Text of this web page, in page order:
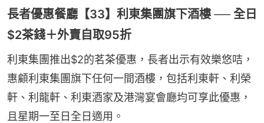
長者優惠餐廳【33】利東集團旗下酒樓 ── 全日
$2茶錢＋外賣自取95折
利東集團推出$2的茗茶優惠，長者出示有效樂悠咭，
惠顧利東集團旗下任何一間酒樓，包括利東軒、利榮
軒、利龍軒、利東酒家及港灣宴會廳均可享此優惠，
且星期一至日全日適用。